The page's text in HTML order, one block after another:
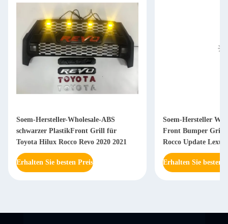
Soem-Hersteller-Wholesale-ABS
schwarzer PlastikFront Grill für
Toyota Hilux Rocco Revo 2020 2021
Erhalten Sie besten Preis
Soem-Hersteller
Front Bumper
Rocco Update Lexus
Erhalten Sie besten